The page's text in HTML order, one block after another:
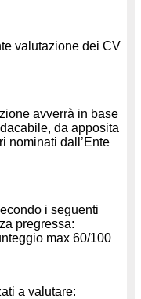
valutazione dei CV
avverrà in base
da apposita
nominati dall’Ente
i seguenti
pregressa:
max 60/100
a valutare: